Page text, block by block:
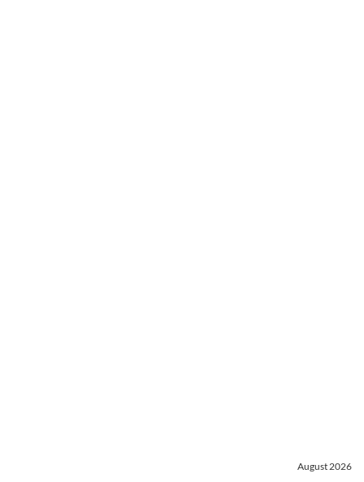
August 2026